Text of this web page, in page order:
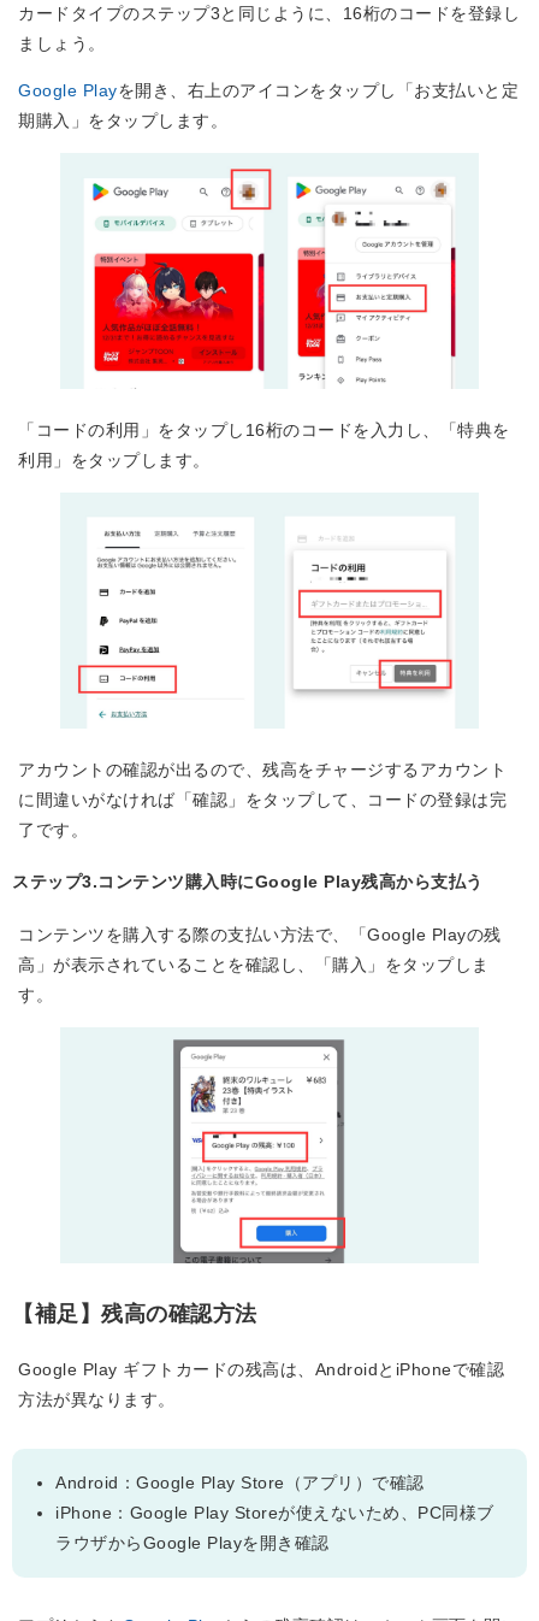
カードタイプのステップ3と同じように、16桁のコードを登録し
ましょう。
Google Playを開き、右上のアイコンをタップし「お支払いと定
期購入」をタップします。
「コードの利用」をタップし16桁のコードを入力し、「特典を
利用」をタップします。
アカウントの確認が出るので、残高をチャージするアカウント
に間違いがなければ「確認」をタップして、コードの登録は完
了です。
ステップ3.コンテンツ購入時にGoogle Play残高から支払う
コンテンツを購入する際の支払い方法で、「Google Playの残
高」が表示されていることを確認し、「購入」をタップしま
す。
【補足】残高の確認方法
Google Play ギフトカードの残高は、AndroidとiPhoneで確認
方法が異なります。
Android：Google Play Store（アプリ）で確認
iPhone：Google Play Storeが使えないため、PC同様ブ
ラウザからGoogle Playを開き確認